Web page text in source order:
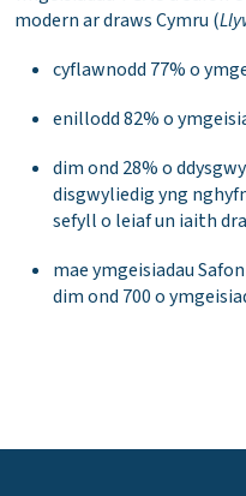
modern ar draws Cymru (
cyflawnodd 77% o
enillodd 82% o
dim ond 28% o
disgwyliedig yng
sefyll o leiaf un iaith
mae ymgeisiadau
dim ond 700 o